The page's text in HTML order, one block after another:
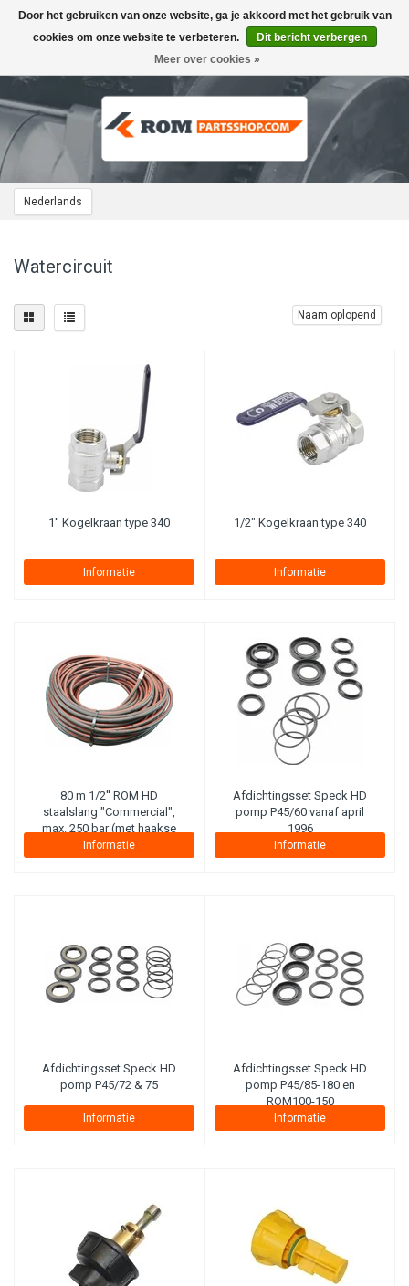
Nederlands
Toggle
navigation
Watercircuit
Naam oplopend
1'' Kogelkraan type 340
Informatie
1/2" Kogelkraan type 340
Informatie
80 m 1/2'' ROM HD
staalslang "Commercial",
max. 250 bar (met haakse
koppeling aan haspelzijde)
Informatie
Afdichtingsset Speck HD
pomp P45/60 vanaf april
1996
Informatie
Afdichtingsset Speck HD
pomp P45/72 & 75
Informatie
Afdichtingsset Speck HD
pomp P45/85-180 en
ROM100-150
Informatie
Door het gebruiken van onze website, ga je akkoord met het gebruik van
cookies om onze website te verbeteren.
Dit bericht verbergen
Meer over cookies »